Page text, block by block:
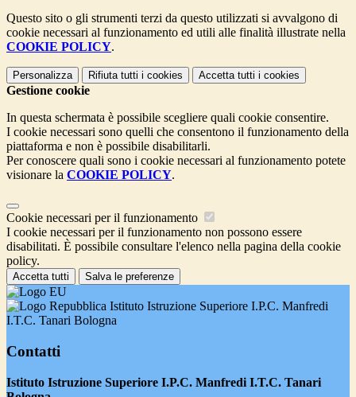
Questo sito o gli strumenti terzi da questo utilizzati si avvalgono di
cookie necessari al funzionamento ed utili alle finalità illustrate nella
COOKIE POLICY.
Personalizza Rifiuta tutti i cookies Accetta tutti i cookies
Gestione cookie
In questa schermata è possibile scegliere quali cookie consentire.
I cookie necessari sono quelli che consentono il funzionamento della
piattaforma e non è possibile disabilitarli.
Per conoscere quali sono i cookie necessari al funzionamento potete
visionare la COOKIE POLICY.
Cookie necessari per il funzionamento
I cookie necessari per il funzionamento non possono essere
disabilitati. È possibile consultare l'elenco nella pagina della cookie
policy.
Accetta tutti Salva le preferenze
Istituto Istruzione Superiore I.P.C. Manfredi
I.T.C. Tanari Bologna
Contatti
Istituto Istruzione Superiore I.P.C. Manfredi I.T.C. Tanari